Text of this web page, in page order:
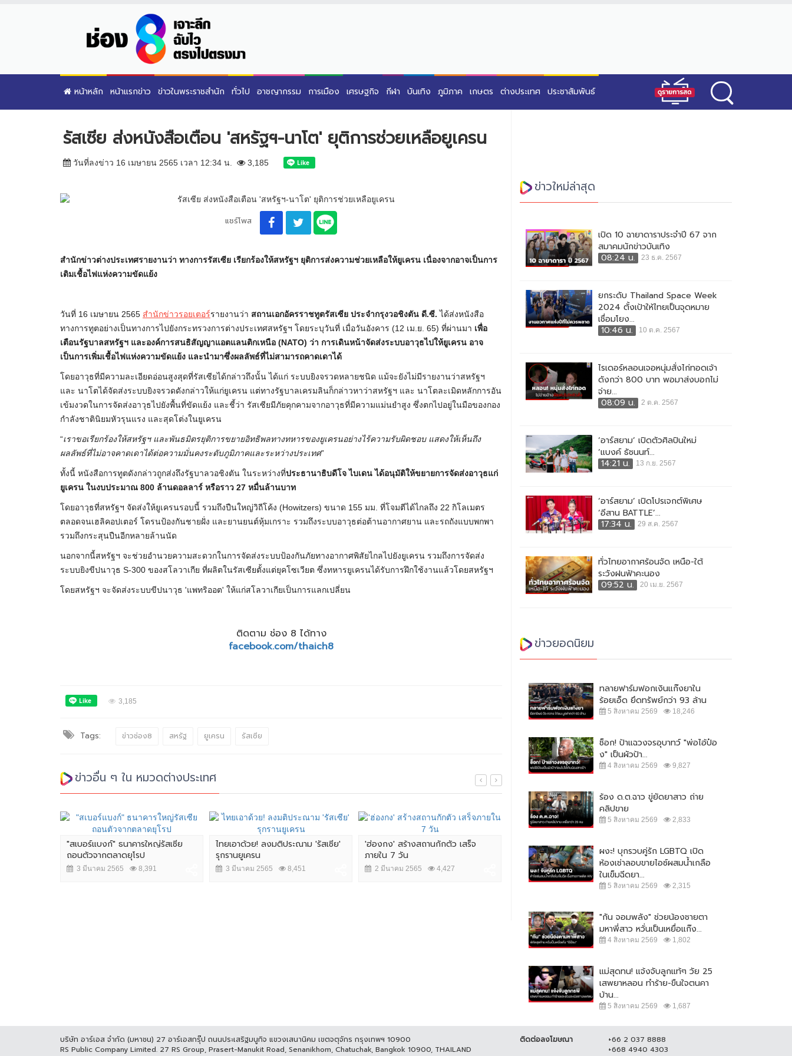
หน้าหลัก หน้าแรกข่าว ข่าวในพระราชสำนัก ทั่วไป อาชญากรรม การเมือง เศรษฐกิจ กีฬา บันเทิง ภูมิภาค เกษตร ต่างประเทศ ประชาสัมพันธ์
รัสเซีย ส่งหนังสือเตือน 'สหรัฐฯ-นาโต' ยุติการช่วยเหลือยูเครน
วันที่ลงข่าว 16 เมษายน 2565 เวลา 12:34 น. 3,185
แชร์โพส
สำนักข่าวต่างประเทศรายงานว่า ทางการรัสเซีย เรียกร้องให้สหรัฐฯ ยุติการส่งความช่วยเหลือให้ยูเครน เนื่องจากอาจเป็นการ
เติมเชื้อไฟแห่งความขัดแย้ง
วันที่ 16 เมษายน 2565 สำนักข่าวรอยเตอร์รายงานว่า สถานเอกอัครราชทูตรัสเซีย ประจำกรุงวอชิงตัน ดี.ซี. ได้ส่งหนังสือ
ทางการทูตอย่างเป็นทางการไปยังกระทรวงการต่างประเทศสหรัฐฯ โดยระบุวันที่ เมื่อวันอังคาร (12 เม.ย. 65) ที่ผ่านมา เพื่อ
เตือนรัฐบาลสหรัฐฯ และองค์การสนธิสัญญาแอตแลนติกเหนือ (NATO) ว่า การเดินหน้าจัดส่งระบบอาวุธไปให้ยูเครน อาจ
เป็นการเพิ่มเชื้อไฟแห่งความขัดแย้ง และนำมาซึ่งผลลัพธ์ที่ไม่สามารถคาดเดาได้
โดยอาวุธที่มีความละเอียดอ่อนสูงสุดที่รัสเซียได้กล่าวถึงนั้น ได้แก่ ระบบยิงจรวดหลายชนิด แม้จะยังไม่มีรายงานว่าสหรัฐฯ
และ นาโตได้จัดส่งระบบยิงจรวดดังกล่าวให้แก่ยูเครน แต่ทางรัฐบาลเครมลินก็กล่าวหาว่าสหรัฐฯ และ นาโตละเมิดหลักการอัน
เข้มงวดในการจัดส่งอาวุธไปยังพื้นที่ขัดแย้ง และชี้ว่า รัสเซียมีภัยคุกคามจากอาวุธที่มีความแม่นยำสูง ซึ่งตกไปอยู่ในมือของกอง
กำลังชาตินิยมหัวรุนแรง และสุดโต่งในยูเครน
“เราขอเรียกร้องให้สหรัฐฯ และพันธมิตรยุติการขยายอิทธิพลทางทหารของยูเครนอย่างไร้ความรับผิดชอบ แสดงให้เห็นถึง
ผลลัพธ์ที่ไม่อาจคาดเดาได้ต่อความมั่นคงระดับภูมิภาคและระหว่างประเทศ”
ทั้งนี้ หนังสือการทูตดังกล่าวถูกส่งถึงรัฐบาลวอชิงตัน ในระหว่างที่ประธานาธิบดีโจ ไบเดน ได้อนุมัติให้ขยายการจัดส่งอาวุธแก่
ยูเครน ในงบประมาณ 800 ล้านดอลลาร์ หรือราว 27 หมื่นล้านบาท
โดยอาวุธที่สหรัฐฯ จัดส่งให้ยูเครนรอบนี้ รวมถึงปืนใหญ่วิถีโค้ง (Howitzers) ขนาด 155 มม. ที่โจมตีได้ไกลถึง 22 กิโลเมตร
ตลอดจนเฮลิคอปเตอร์ โดรนป้องกันชายฝั่ง และยานยนต์หุ้มเกราะ รวมถึงระบบอาวุธต่อต้านอากาศยาน และรถถังแบบพกพา
รวมถึงกระสุนปืนอีกหลายล้านนัด
นอกจากนี้สหรัฐฯ จะช่วยอำนวยความสะดวกในการจัดส่งระบบป้องกันภัยทางอากาศพิสัยไกลไปยังยูเครน รวมถึงการจัดส่ง
ระบบยิงขีปนาวุธ S-300 ของสโลวาเกีย ที่ผลิตในรัสเซียตั้งแต่ยุคโซเวียต ซึ่งทหารยูเครนได้รับการฝึกใช้งานแล้วโดยสหรัฐฯ
โดยสหรัฐฯ จะจัดส่งระบบขีปนาวุธ 'แพทริออต' ให้แก่สโลวาเกียเป็นการแลกเปลี่ยน
ติดตาม ช่อง 8 ได้ทาง
facebook.com/thaich8
3,185
Tags: ข่าวช่อง8 สหรัฐ ยูเครน รัสเซีย
ข่าวอื่น ๆ ใน หมวดต่างประเทศ
"สเบอร์แบงก์" ธนาคารใหญ่รัสเซีย
ถอนตัวจากตลาดยุโรป
3 มีนาคม 2565 8,391
ไทยเอาด้วย! ลงมติประณาม 'รัสเซีย'
รุกรานยูเครน
3 มีนาคม 2565 8,451
'ฮ่องกง' สร้างสถานกักตัว เสร็จ
ภายใน 7 วัน
2 มีนาคม 2565 4,427
ข่าวใหม่ล่าสุด
เปิด 10 ฉายาดาราประจำปี 67 จาก
สมาคมนักข่าวบันเทิง
08:24 น.
23 ธ.ค. 2567
ยกระดับ Thailand Space Week
2024 ตั้งเป้าให้ไทยเป็นจุดหมาย
เชื่อมโยง...
10:46 น.
10 ต.ค. 2567
ไรเดอร์หลอนเจอหนุ่มสั่งไก่ทอดเจ้า
ดังกว่า 800 บาท พอมาส่งบอกไม่
จ่าย...
08:09 น.
2 ต.ค. 2567
‘อาร์สยาม’ เปิดตัวศิลปินใหม่
‘แบงค์ ธัชนนท์...
14:21 น.
13 ก.ย. 2567
‘อาร์สยาม’ เปิดโปรเจกต์พิเศษ
‘อีสาน BATTLE’...
17:34 น.
29 ส.ค. 2567
ทั่วไทยอากาศร้อนจัด เหนือ-ใต้
ระวังฝนฟ้าคะนอง
09:52 น.
20 เม.ย. 2567
ข่าวยอดนิยม
ทลายฟาร์มฟอกเงินแก๊งยาใน
ร้อยเอ็ด ยึดทรัพย์กว่า 93 ล้าน
5 สิงหาคม 2569 18,246
ช็อก! ป้าแฉวงจรอุบาทว์ "พ่อไอ้ป๋อ
ง" เป็นผัวป้า...
4 สิงหาคม 2569 9,827
ร้อง ด.ต.ฉาว ขู่ยัดยาสาว ถ่าย
คลิปขาย
5 สิงหาคม 2569 2,833
ผงะ! บุกรวบคู่รัก LGBTQ เปิด
ห้องเช่าลอบขายไอซ์ผสมน้ำเกลือ
ในเข็มฉีดยา...
5 สิงหาคม 2569 2,315
"กัน จอมพลัง" ช่วยน้องชายตา
มหาพี่สาว หวั่นเป็นเหยื่อแก๊ง...
4 สิงหาคม 2569 1,802
แม่สุดทน! แจ้งจับลูกแท้ๆ วัย 25
เสพยาหลอน ทำร้าย-ขืนใจตนคา
บ้าน...
5 สิงหาคม 2569 1,687
บริษัท อาร์เอส จำกัด (มหาชน) 27 อาร์เอสกรุ๊ป ถนนประเสริฐมนูกิจ แขวงเสนานิคม เขตจตุจักร กรุงเทพฯ 10900
RS Public Company Limited. 27 RS Group, Prasert-Manukit Road, Senanikhom, Chatuchak, Bangkok 10900, THAILAND
ติดต่อลงโฆษณา
+66 2 037 8888
+668 4940 4303